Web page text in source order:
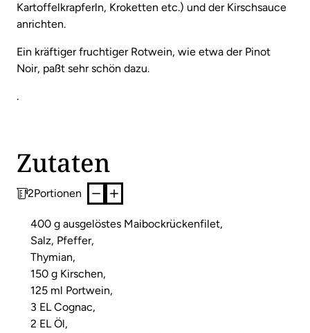
Kartoffelkrapferln, Kroketten etc.) und der Kirschsauce
anrichten.
Ein kräftiger fruchtiger Rotwein, wie etwa der Pinot
Noir, paßt sehr schön dazu.
.
Zutaten
2Portionen
400 g ausgelöstes Maibockrückenfilet,
Salz, Pfeffer,
Thymian,
150 g Kirschen,
125 ml Portwein,
3 EL Cognac,
2 EL Öl,